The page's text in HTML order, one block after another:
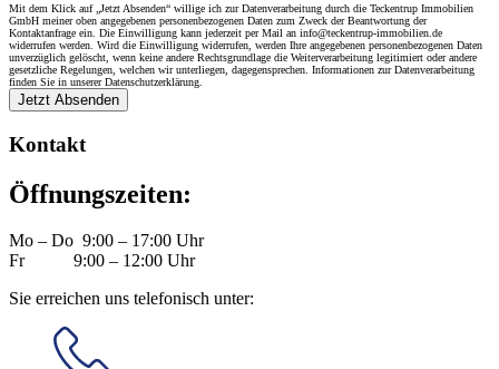
Mit dem Klick auf „Jetzt Absenden“ willige ich zur Datenverarbeitung durch die Teckentrup Immobilien
GmbH meiner oben angegebenen personenbezogenen Daten zum Zweck der Beantwortung der
Kontaktanfrage ein. Die Einwilligung kann jederzeit per Mail an info@teckentrup-immobilien.de
widerrufen werden. Wird die Einwilligung widerrufen, werden Ihre angegebenen personenbezogenen Daten
unverzüglich gelöscht, wenn keine andere Rechtsgrundlage die Weiterverarbeitung legitimiert oder andere
gesetzliche Regelungen, welchen wir unterliegen, dagegensprechen. Informationen zur Datenverarbeitung
finden Sie in unserer Datenschutzerklärung.
Jetzt Absenden
Kontakt
Öffnungszeiten:
Mo – Do 9:00 – 17:00 Uhr
Fr 9:00 – 12:00 Uhr
Sie erreichen uns telefonisch unter: